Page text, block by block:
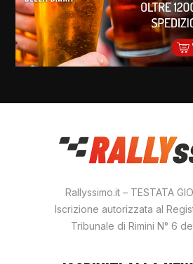
Rallyssimo.it – TESTATA
Iscrizione autorizzata al
Tribunale di Rimini N° 6